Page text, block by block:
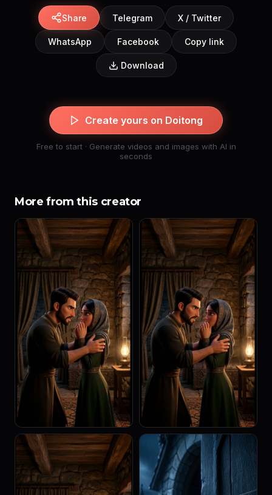
Share Telegram X / Twitter
WhatsApp Facebook Copy link
Download
Create yours on Doitong
Free to start · Generate videos and images with AI in
seconds
More from this creator